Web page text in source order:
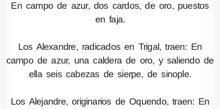
En campo de azur, dos cardos, de oro, puestos
en faja.
Los Alexandre, radicados en Trigal, traen: En
campo de azur, una caldera de oro, y saliendo de
ella seis cabezas de sierpe, de sinople.
Los Alejandre, originarios de Oquendo, traen: En